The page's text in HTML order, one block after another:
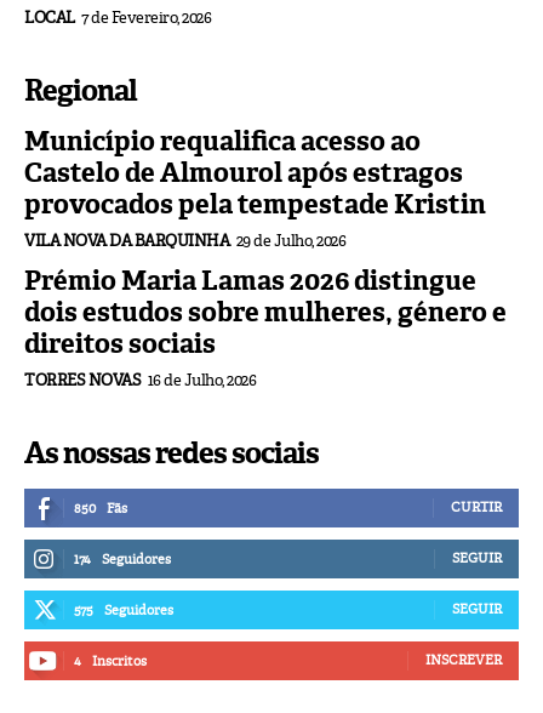
LOCAL 7 de Fevereiro, 2026
Regional
Município requalifica acesso ao
Castelo de Almourol após estragos
provocados pela tempestade Kristin
VILA NOVA DA BARQUINHA 29 de Julho, 2026
Prémio Maria Lamas 2026 distingue
dois estudos sobre mulheres, género e
direitos sociais
TORRES NOVAS 16 de Julho, 2026
As nossas redes sociais
850 Fãs CURTIR
174 Seguidores SEGUIR
575 Seguidores SEGUIR
4 Inscritos INSCREVER